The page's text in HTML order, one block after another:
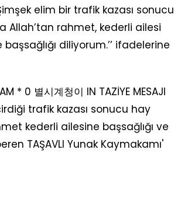
elim bir trafik kazası sonucu
Allah’tan rahmet, kederli ailesi
diliyorum.’’ ifadelerine